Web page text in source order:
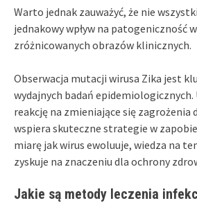
Warto jednak zauważyć, że nie
jednakowy wpływ na patogeniczność
zróżnicowanych obrazów klinicznych.
Obserwacja mutacji wirusa Zika jest
wydajnych badań
reakcję na zmieniające się zagrożenia
wspiera skuteczne strategie w
miarę jak wirus ewoluuje, wiedza na
zyskuje na znaczeniu dla ochrony
Jakie są metody leczenia